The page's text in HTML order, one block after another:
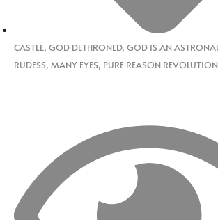
CASTLE, GOD DETHRONED, GOD IS AN
RUDESS, MANY EYES, PURE REASON REVOLUTION